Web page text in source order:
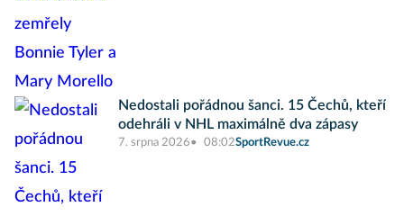
Nedostali pořádnou šanci. 15 Čechů, kteří
odehráli v NHL maximálně dva zápasy
7. srpna 2026 08:02SportRevue.cz